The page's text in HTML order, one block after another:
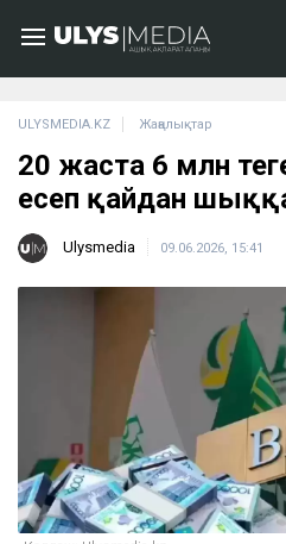
ULYSMEDIA.KZ Жаңалықтар
20 жаста 6 млн
есеп қайдан
Ulysmedia 09.06.2026, 15:41